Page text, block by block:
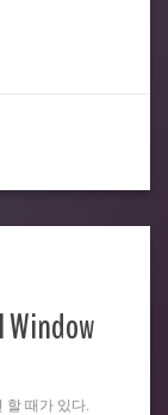
Window
때가 있다.